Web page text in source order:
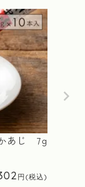
あじ 7g